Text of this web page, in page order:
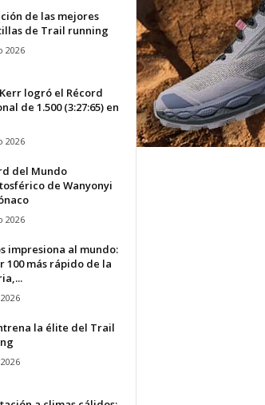
de las mejores
de Trail running
2026
Kerr logró el Récord
de 1.500 (3:27:65) en
2026
del Mundo
de Wanyonyi
2026
impresiona al mundo:
100 más rápido de la
la élite del Trail